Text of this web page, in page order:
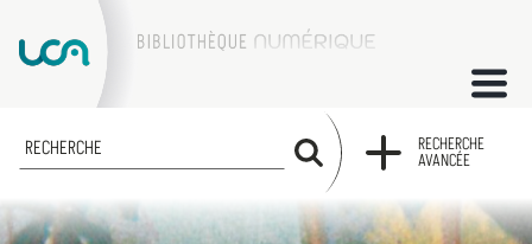
ACCUEIL
COLLECTIONS
RECHERCHE
RECHERCHE
AVANCÉE